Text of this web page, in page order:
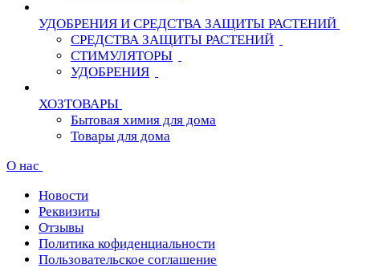
УДОБРЕНИЯ И СРЕДСТВА ЗАЩИТЫ РАСТЕНИЙ
СРЕДСТВА ЗАЩИТЫ РАСТЕНИЙ
СТИМУЛЯТОРЫ
УДОБРЕНИЯ
ХОЗТОВАРЫ
Бытовая химия для дома
Товары для дома
О нас
Новости
Реквизиты
Отзывы
Политика кофиденциальности
Пользовательское соглашение